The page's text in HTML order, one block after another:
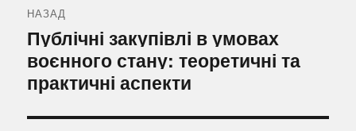
записів
НАЗАД
Попередній
запис:
Публічні закупівлі в умовах
воєнного стану: теоретичні та
практичні аспекти